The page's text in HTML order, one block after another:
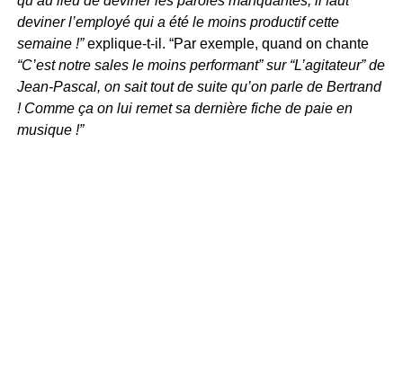
deviner l’employé qui a été le moins productif cette
semaine !”explique-t-il. “Par exemple, quand on chante
“C’est notre sales le moins performant” sur “L’agitateur” de
Jean-Pascal, on sait tout de suite qu’on parle de Bertrand
! Comme ça on lui remet sa dernière fiche de paie en
musique !”